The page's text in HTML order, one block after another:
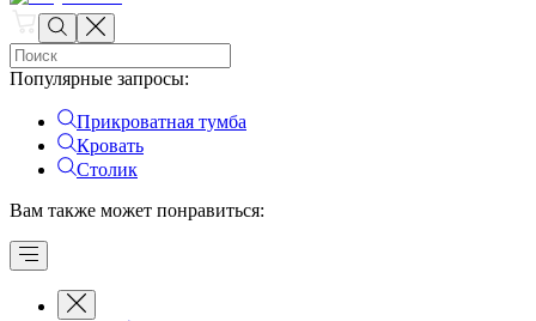
Популярные запросы:
Прикроватная тумба
Кровать
Столик
Вам также может понравиться: